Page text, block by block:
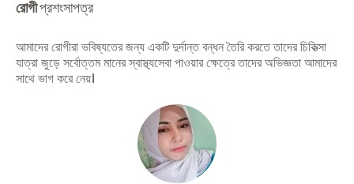
রোগীপ্রশংসাপত্র
আমাদের রোগীরা ভবিষ্যতের জন্য একটি দুর্দান্ত বন্ধন তৈরি করতে তাদের চিকিত্সা
যাত্রা জুড়ে সর্বোত্তম মানের স্বাস্থ্যসেবা পাওয়ার ক্ষেত্রে তাদের অভিজ্ঞতা আমাদের
সাথে ভাগ করে নেয়।